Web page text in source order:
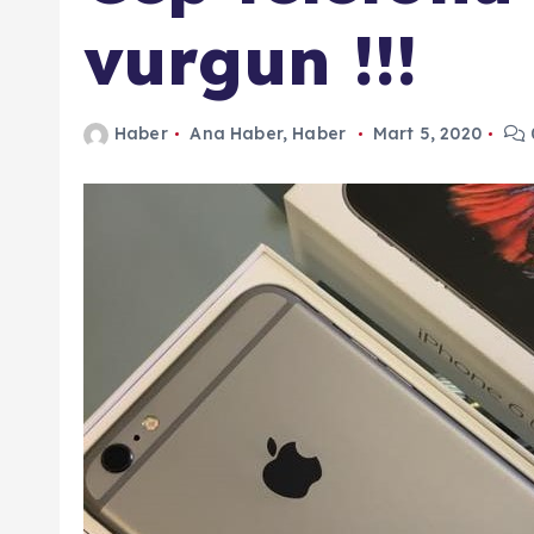
vurgun !!!
Haber Ana Haber, Haber Mart 5, 2020